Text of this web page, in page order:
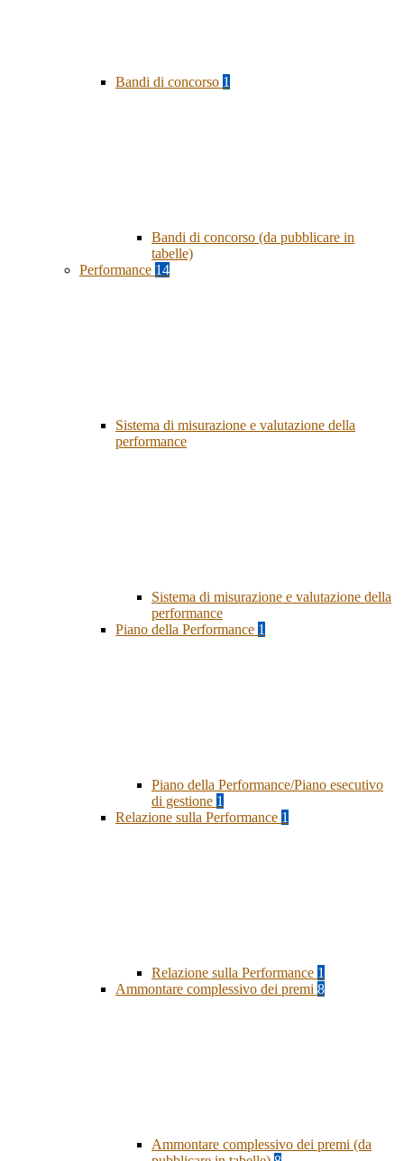
Bandi di concorso 1
Bandi di concorso (da pubblicare in
tabelle)
Performance 14
Sistema di misurazione e valutazione della
performance
Sistema di misurazione e valutazione della
performance
Piano della Performance 1
Piano della Performance/Piano esecutivo
di gestione 1
Relazione sulla Performance 1
Relazione sulla Performance 1
Ammontare complessivo dei premi 8
Ammontare complessivo dei premi (da